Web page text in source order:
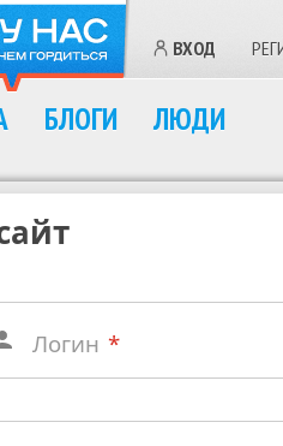
ВХОД
БЛОГИ ЛЮДИ
Логин *